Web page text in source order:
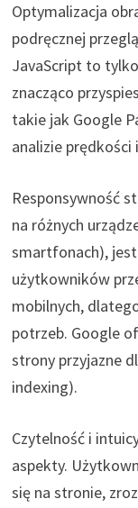
Optymalizacja
podręcznej
JavaScript to
znacząco
takie jak Google
analizie
Responsywność
na różnych
smartfonach),
użytkowników
mobilnych,
potrzeb. Google
strony przyjazne
indexing).
Czytelność i
aspekty.
się na stronie,